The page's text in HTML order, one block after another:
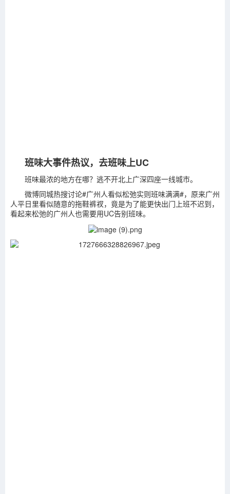
班味大事件热议，去班味上UC
班味最浓的地方在哪？逃不开北上广深四座一线城市。
微博同城热搜讨论#广州人看似松弛实则班味满满#，原来广州
人平日里看似随意的拖鞋裤衩，竟是为了能更快出门上班不迟到，
看起来松弛的广州人也需要用UC告别班味。